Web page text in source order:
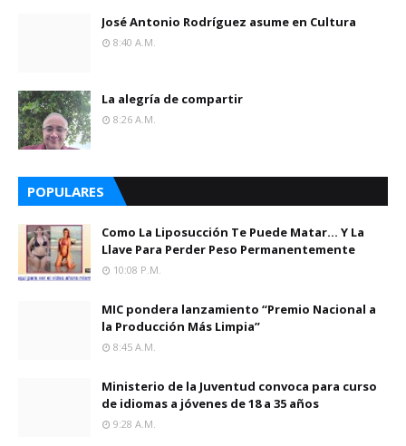
José Antonio Rodríguez asume en Cultura
8:40 A.m.
La alegría de compartir
8:26 A.m.
POPULARES
Como La Liposucción Te Puede Matar… Y La
Llave Para Perder Peso Permanentemente
10:08 P.m.
MIC pondera lanzamiento “Premio Nacional a
la Producción Más Limpia”
8:45 A.m.
Ministerio de la Juventud convoca para curso
de idiomas a jóvenes de 18 a 35 años
9:28 A.m.